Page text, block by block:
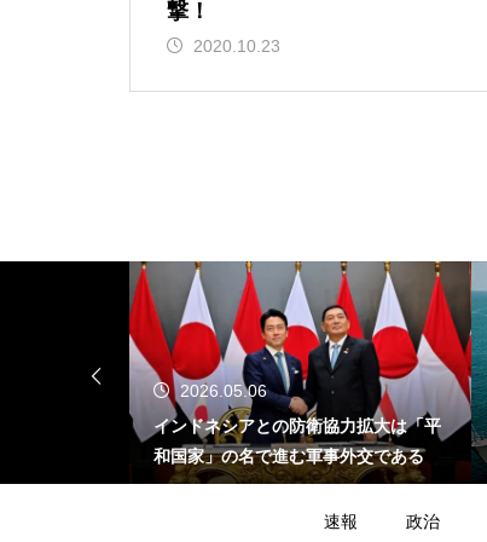
撃！
2020.10.23
2026.05.06
インドネシアとの防衛協力拡大は「平
和国家」の名で進む軍事外交である
速報
政治